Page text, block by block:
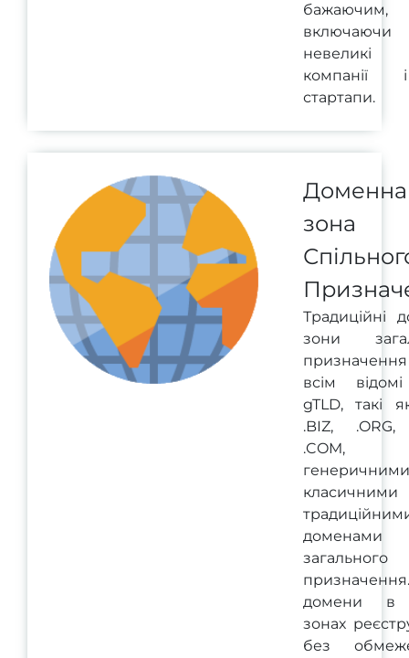
бажаючим,
включаючи
невеликі
компанії і
стартапи.
Доменна
зона
Традиційні
зони
всім
gTLD, такі
.BIZ, .ORG,
.COM,
доменами
загального
домени в
зонах
без